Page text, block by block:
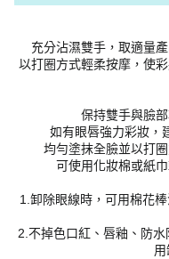
充分沾濕雙手，取適量
以打圈方式輕柔按摩，使
保持雙手與臉
如有眼唇強力彩妝，
均勻塗抹全臉並以打
可使用化妝棉或紙
1.卸除眼線時，可用棉花
2.不掉色口紅、唇釉、防
用